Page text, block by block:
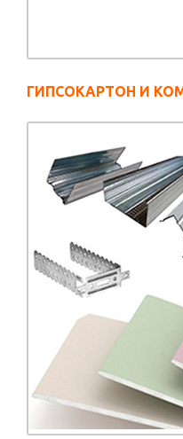
ГИПСОКАРТОН И